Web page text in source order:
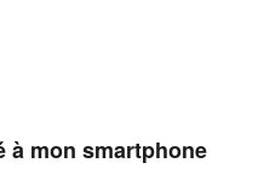
à mon smartphone